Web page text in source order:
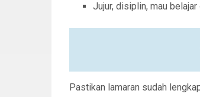
Jujur, disiplin, mau
Pastikan lamaran sudah